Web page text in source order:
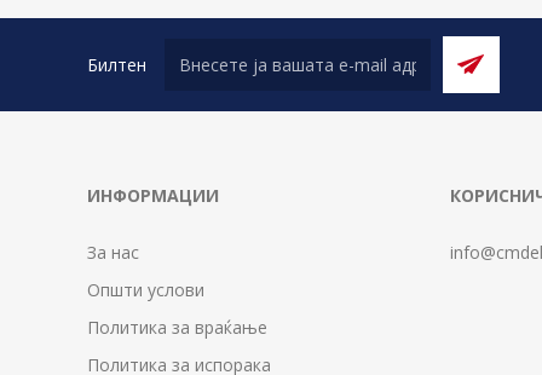
Билтен
ИНФОРМАЦИИ
За нас
Општи услови
Политика за враќање
Политика за испорака